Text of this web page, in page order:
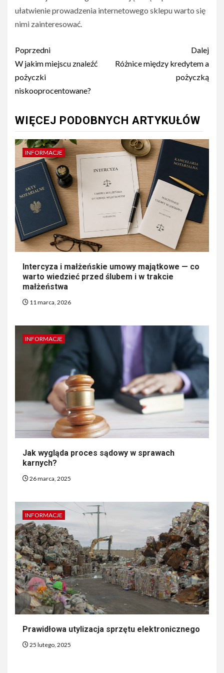
ułatwienie prowadzenia internetowego sklepu warto się
nimi zainteresować.
Nawigacja
wpisu
Poprzedni
W jakim miejscu znaleźć
pożyczki
niskooprocentowane?
Dalej
Różnice między kredytem a
pożyczką
WIĘCEJ PODOBNYCH ARTYKUŁÓW
INFORMACJE
Intercyza i małżeńskie umowy majątkowe — co
warto wiedzieć przed ślubem i w trakcie
małżeństwa
11 marca, 2026
INFORMACJE
Jak wygląda proces sądowy w sprawach
karnych?
26 marca, 2025
INFORMACJE
Prawidłowa utylizacja sprzętu elektronicznego
25 lutego, 2025